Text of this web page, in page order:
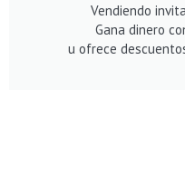
Vendiendo
Gana dinero
u ofrece